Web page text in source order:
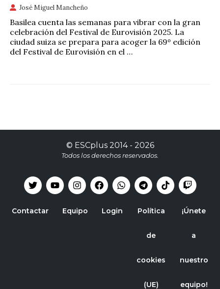
José Miguel Mancheño
Basilea cuenta las semanas para vibrar con la gran
celebración del Festival de Eurovisión 2025. La
ciudad suiza se prepara para acoger la 69º edición
del Festival de Eurovisión en el …
© ESCplus2014 - 2026
Todos los derechos reservados.
Contactar Equipo Login Política
de
cookies
(UE)
¡Únete
a
nuestro
equipo!